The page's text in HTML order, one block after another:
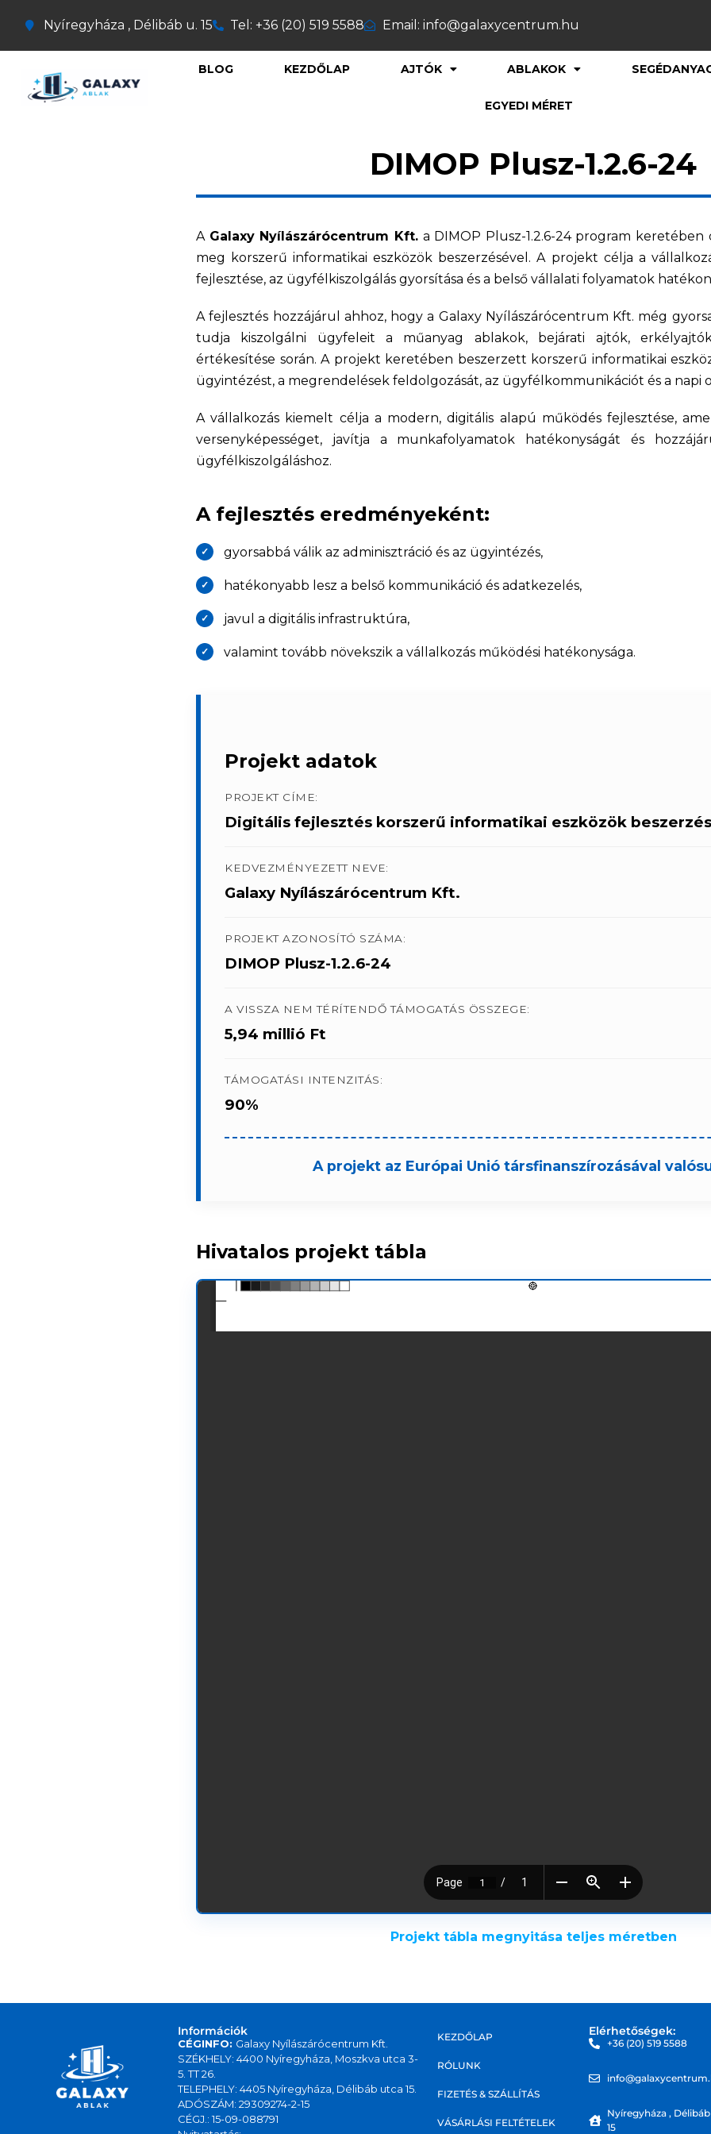
Nyíregyháza , Délibáb u. 15 Tel: +36 (20) 519 5588 Email: info@galaxycentrum.hu
BLOG KEZDŐLAP AJTÓK ABLAKOK
EGYEDI MÉRET
DIMOP Plusz-1.2.6-24
A Galaxy Nyílászárócentrum Kft.a DIMOP Plusz-1.2.6-24 program keretében
meg korszerű informatikai eszközök beszerzésével. A projekt célja a
fejlesztése, az ügyfélkiszolgálás gyorsítása és a belső vállalati folyamatok
A fejlesztés hozzájárul ahhoz, hogy a Galaxy Nyílászárócentrum Kft. még
tudja kiszolgálni ügyfeleit a műanyag ablakok, bejárati ajtók,
értékesítése során. A projekt keretében beszerzett korszerű informatikai
ügyintézést, a megrendelések feldolgozását, az ügyfélkommunikációt és a napi
A vállalkozás kiemelt célja a modern, digitális alapú működés fejlesztése,
versenyképességet, javítja a munkafolyamatok hatékonyságát és
ügyfélkiszolgáláshoz.
A fejlesztés eredményeként:
gyorsabbá válik az adminisztráció és az ügyintézés,
hatékonyabb lesz a belső kommunikáció és adatkezelés,
javul a digitális infrastruktúra,
valamint tovább növekszik a vállalkozás működési hatékonysága.
Projekt adatok
PROJEKT CÍME:
Digitális fejlesztés korszerű informatikai eszközök
KEDVEZMÉNYEZETT NEVE:
Galaxy Nyílászárócentrum Kft.
PROJEKT AZONOSÍTÓ SZÁMA:
DIMOP Plusz-1.2.6-24
A VISSZA NEM TÉRÍTENDŐ TÁMOGATÁS ÖSSZEGE:
5,94 millió Ft
TÁMOGATÁSI INTENZITÁS:
90%
A projekt az Európai Unió társfinanszírozásával
Hivatalos projekt tábla
Projekt tábla megnyitása teljes méretben
Információk
CÉGINFO: Galaxy Nyílászárócentrum Kft.
SZÉKHELY: 4400 Nyíregyháza, Moszkva utca 3-
5. TT 26.
TELEPHELY: 4405 Nyíregyháza, Délibáb utca 15.
ADÓSZÁM: 29309274-2-15
CÉGJ.: 15-09-088791
KEZDŐLAP
RÓLUNK
FIZETÉS & SZÁLLÍTÁS
VÁSÁRLÁSI FELTÉTELEK
Elérhetőségek:
+36 (20) 519 5588
Nyíregyháza , Délibáb
15